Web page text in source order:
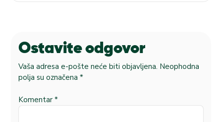
Ostavite odgovor
Vaša adresa e-pošte neće biti objavljena. Neophodna
polja su označena *
Komentar *